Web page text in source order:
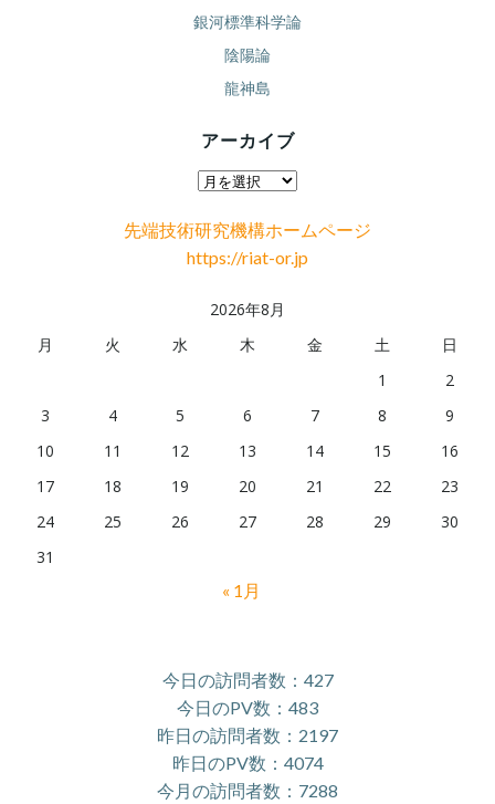
銀河標準科学論
陰陽論
龍神島
アーカイブ
ア
カ
イ
先端技術研究機構ホームページ
https://riat-or.jp
2026年8月
月
火 水 木 金 土
日
1
2
3
4 5 6 7 8
9
10
11 12 13 14 15
16
17
18 19 20 21 22
23
24
25 26 27 28 29
30
31
« 1月
今日の訪問者数：427
今日のPV数：483
昨日の訪問者数：2197
昨日のPV数：4074
今月の訪問者数：7288